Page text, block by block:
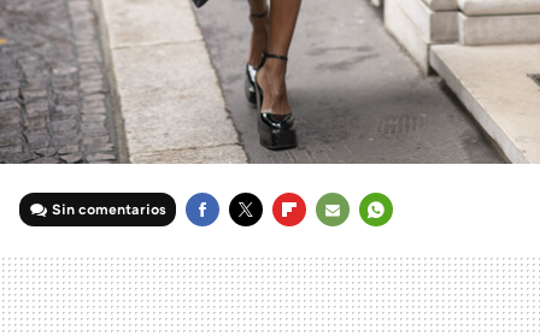
Sin comentarios
MAIL